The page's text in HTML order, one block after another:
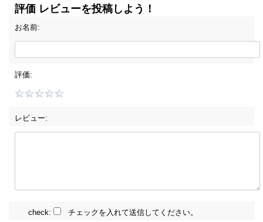
評価 レビューを投稿しよう！
お名前:
評価:
レビュー:
check: チェックを入れて送信してください。